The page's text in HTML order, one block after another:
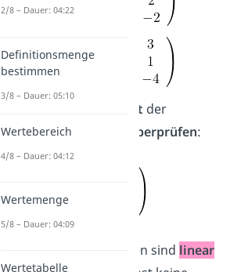
Lineare Abhängigkeit der
Richtungsvektoren
überprüfen:
Die Richtungsvektoren sind linear
2/8 – Dauer: 04:22
Definitionsmenge
bestimmen
3/8 – Dauer: 05:10
Wertebereich
4/8 – Dauer: 04:12
Wertemenge
5/8 – Dauer: 04:09
Wertetabelle